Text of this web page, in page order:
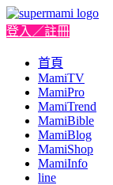
登入／註冊
首頁
MamiTV
MamiPro
MamiTrend
MamiBible
MamiBlog
MamiShop
MamiInfo
line